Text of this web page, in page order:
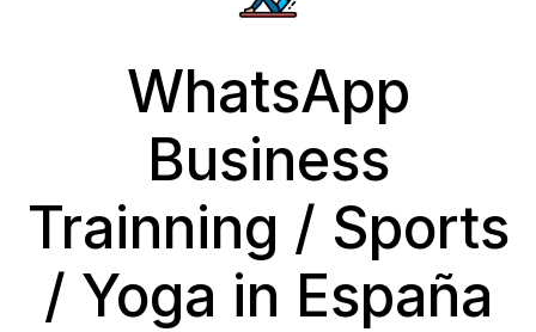
WhatsApp
Business
Trainning / Sports
/ Yoga in España